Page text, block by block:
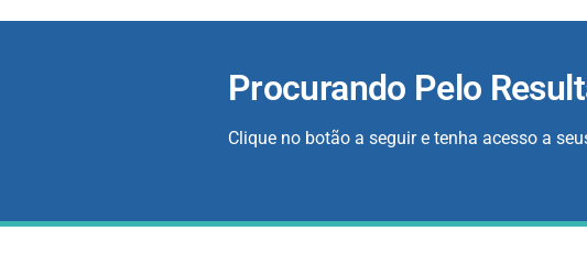
Procurando Pelo
Clique no botão a seguir e tenha acesso a